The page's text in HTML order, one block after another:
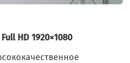
HD 1920×1080